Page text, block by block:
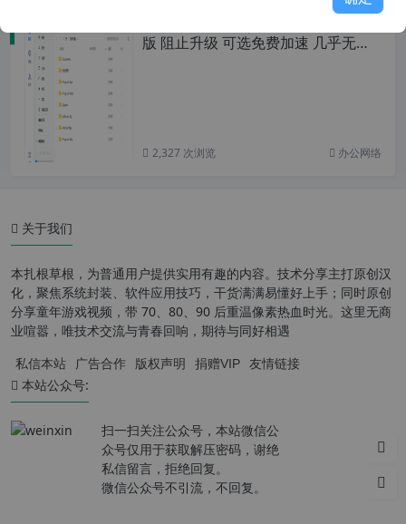
版 阻止升级 可选免费加速 几乎无广
2,327 次浏览 办公网络
关于我们
本扎根草根，为普通用户提供实用有趣的内容。技术分享主打原创汉
化，聚焦系统封装、软件应用技巧，干货满满易懂好上手；同时原创
分享童年游戏视频，带 70、80、90 后重温像素热血时光。这里无商
业喧嚣，唯技术交流与青春回响，期待与同好相遇
私信本站 广告合作 版权声明 捐赠VIP 友情链接
本站公众号:
扫一扫关注公众号，本站微信公
众号仅用于获取解压密码，谢绝
私信留言，拒绝回复。
微信公众号不引流，不回复。